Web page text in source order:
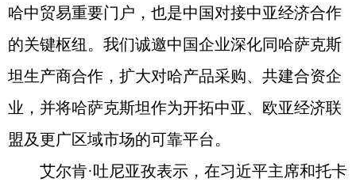
哈中贸易重要门户，也是中国对接中亚经济合作
的关键枢纽。我们诚邀中国企业深化同哈萨克斯
坦生产商合作，扩大对哈产品采购、共建合资企
业，并将哈萨克斯坦作为开拓中亚、欧亚经济联
盟及更广区域市场的可靠平台。
艾尔肯·吐尼亚孜表示，在习近平主席和托卡